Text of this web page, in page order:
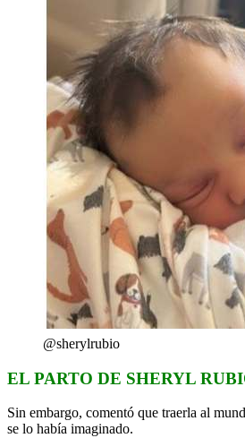
@sherylrubio
EL PARTO DE SHERYL
Sin embargo, comentó que traerla al
se lo había imaginado.